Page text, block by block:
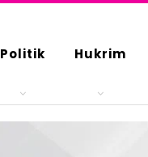
Politik Hukrim